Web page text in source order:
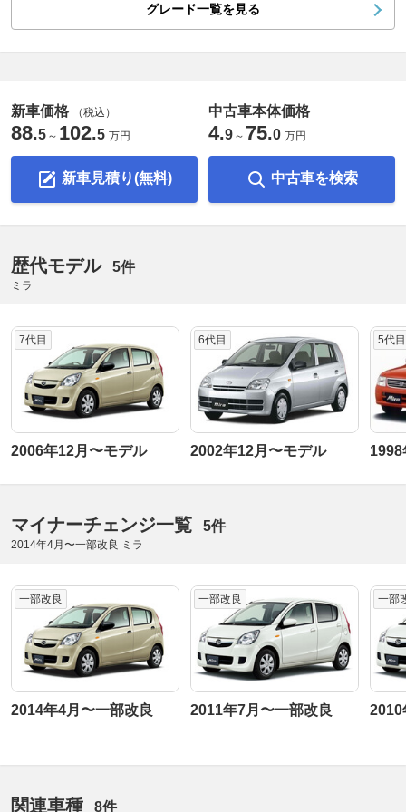
グレード一覧を見る
新車価格 （税込）
88.5 ～ 102.5 万円
新車見積り(無料)
中古車本体価格
4.9 ～ 75.0 万円
中古車を検索
歴代モデル 5件
ミラ
7代目
2006年12月〜モデル
6代目
2002年12月〜モデル
5代目
1998
マイナーチェンジ一覧 5件
2014年4月〜一部改良 ミラ
一部改良
2014年4月〜一部改良
一部改良
2011年7月〜一部改良
一部
2010
関連車種 8件